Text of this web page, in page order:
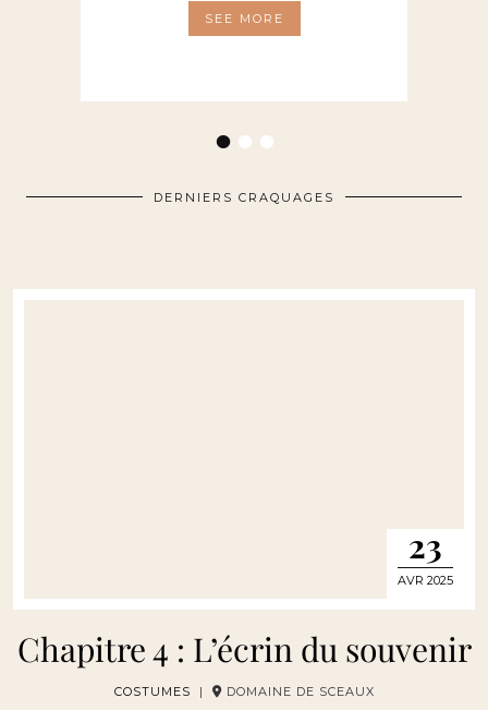
•••
SEE MORE
DERNIERS CRAQUAGES
23
AVR 2025
Chapitre 4 : L’écrin du souvenir
COSTUMES | DOMAINE DE SCEAUX